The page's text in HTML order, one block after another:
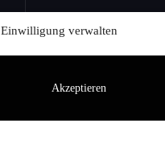
Einwilligung verwalten
Akzeptieren
Information
Sitemap